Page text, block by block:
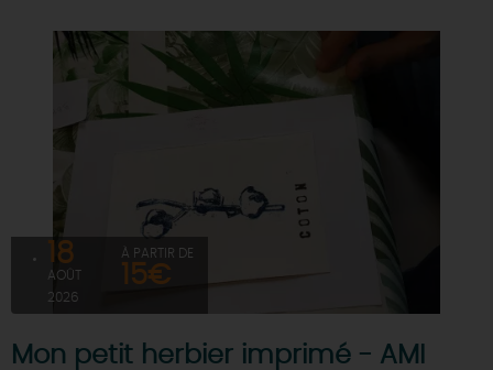
18
AOÛT
2026
À PARTIR DE
15€
Mon petit herbier imprimé - AMI